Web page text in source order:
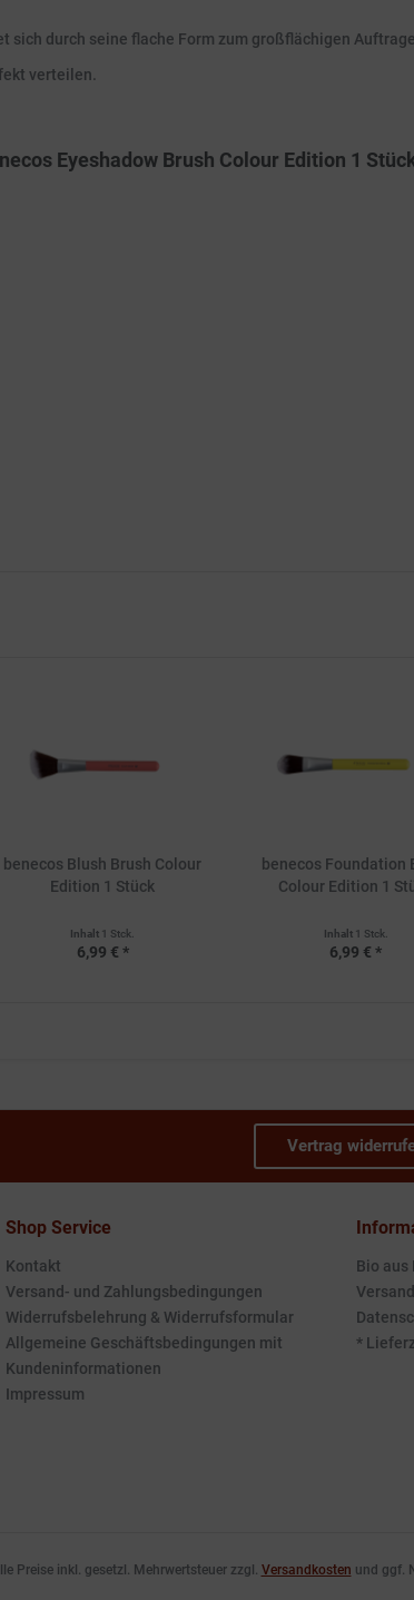
sich durch seine flache Form zum großflächigen
verteilen.
Eyeshadow Brush Colour Edition 1
benecos Blush Brush Colour
Edition 1 Stück
Inhalt 1 Stck.
6,99 € *
benecos Foundation
Colour Edition 1
Inhalt 1 Stck.
6,99 € *
Vertrag
Shop Service
Kontakt
Versand- und Zahlungsbedingungen
Widerrufsbelehrung & Widerrufsformular
Allgemeine Geschäftsbedingungen mit
Kundeninformationen
Impressum
Bio aus
*
Preise inkl. gesetzl. Mehrwertsteuer zzgl. Versandkosten und ggf.